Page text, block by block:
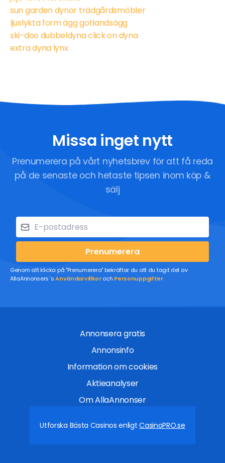
sun garden dynor trädgårdsmöbler
ljuslykta form ägg gotlandsägg
ski-doo dubbeldyna click on dyna
extra dyna lynx
Missa inget nytt
Prenumerera på vårt nyhetsbrev för att få reda
på de senaste och hetaste tipsen inom köp &
sälj
Prenumerera
Genom att klicka på "Prenumerera" bekräftar du att du tagit del av
AllaAnnonsers´sAnvändarvillkoroch Personuppgifter
Annonsera gratis
Annonsinfo
Information om cookies
Aktieanalyser
Om AllaAnnonser
Utforska Bästa Casinos enligtCasinoPRO.se